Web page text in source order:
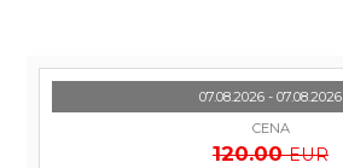
07.08.2026 - 07.08.2026
CENA
120.00 EUR